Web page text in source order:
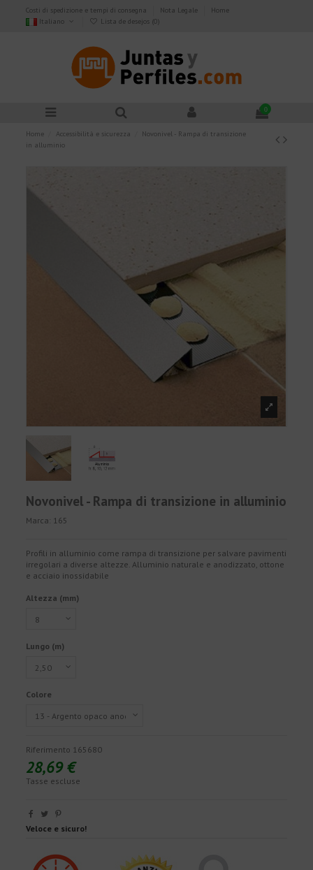
Costi di spedizione e tempi di consegna Nota Legale
Home
Italiano
Lista de desejos (0)
0
Home Accessibilità e sicurezza
Novonivel - Rampa di transizione
in alluminio
Novonivel - Rampa di transizione in alluminio
Marca: 165
Profili in alluminio come rampa di transizione per salvare pavimenti
irregolari a diverse altezze. Alluminio naturale e anodizzato, ottone
e acciaio inossidabile
Altezza (mm)
Lungo (m)
Colore
Riferimento 165680
28,69 €
Tasse escluse
Veloce e sicuro!